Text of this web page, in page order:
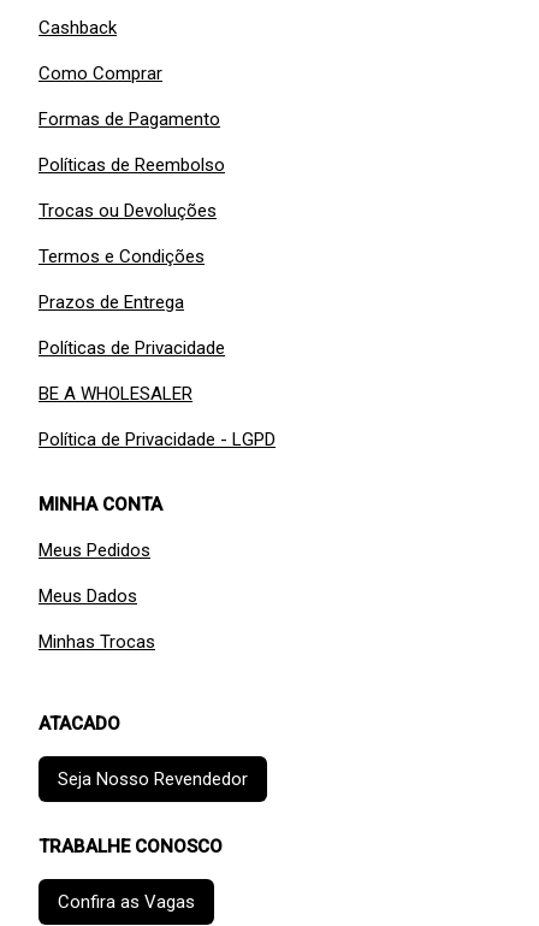
Cashback
Como Comprar
Formas de Pagamento
Políticas de Reembolso
Trocas ou Devoluções
Termos e Condições
Prazos de Entrega
Políticas de Privacidade
BE A WHOLESALER
Política de Privacidade - LGPD
MINHA CONTA
Meus Pedidos
Meus Dados
Minhas Trocas
ATACADO
Seja Nosso Revendedor
TRABALHE CONOSCO
Confira as Vagas